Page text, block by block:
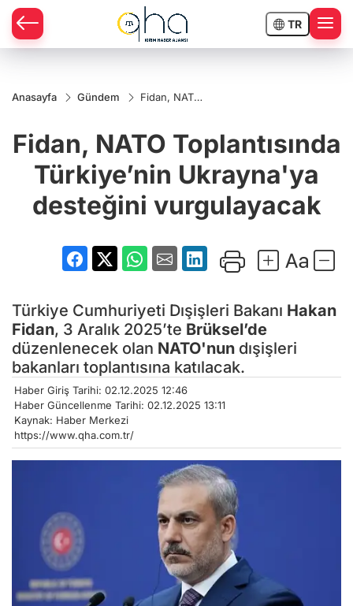
TR
Anasayfa Gündem
Fidan, NATO
Ukrayna'ya
desteğini
Fidan, NATO Toplantısında
Türkiye’nin Ukrayna'ya
desteğini vurgulayacak
Türkiye Cumhuriyeti Dışişleri Bakanı Hakan
Fidan, 3 Aralık 2025’te Brüksel’de
düzenlenecek olan NATO'nun dışişleri
bakanları toplantısına katılacak.
Haber Giriş Tarihi: 02.12.2025 12:46
Haber Güncellenme Tarihi: 02.12.2025 13:11
Kaynak: Haber Merkezi
https://www.qha.com.tr/